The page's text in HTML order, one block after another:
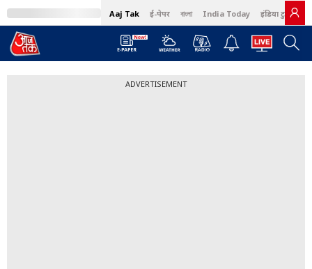
Aaj Tak ई-पेपर বাংলা India Today इंडिया टुडे हिंदी
ADVERTISEMENT